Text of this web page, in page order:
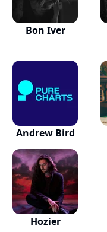
Bon Iver
Andrew Bird
Hozier